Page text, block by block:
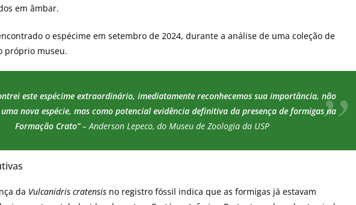
em âmbar.​
o espécime em setembro de 2024, durante a análise de uma coleção de
próprio museu.
este espécime extraordinário, imediatamente reconhecemos sua importância, não
nova espécie, mas como potencial evidência definitiva da presença de formigas na
Formação Crato”– Anderson Lepeco, do Museu de Zoologia da USP
da Vulcanidris cratensis no registro fóssil indica que as formigas já estavam